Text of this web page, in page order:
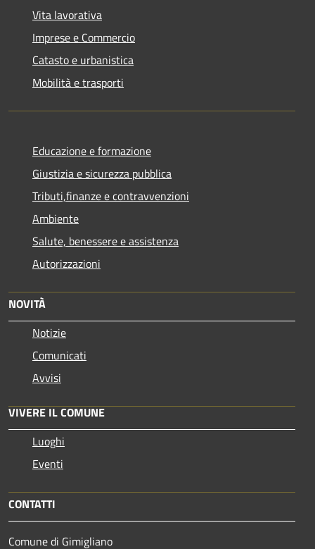
Vita lavorativa
Imprese e Commercio
Catasto e urbanistica
Mobilità e trasporti
Educazione e formazione
Giustizia e sicurezza pubblica
Tributi,finanze e contravvenzioni
Ambiente
Salute, benessere e assistenza
Autorizzazioni
NOVITÀ
Notizie
Comunicati
Avvisi
VIVERE IL COMUNE
Luoghi
Eventi
CONTATTI
Comune di Gimigliano